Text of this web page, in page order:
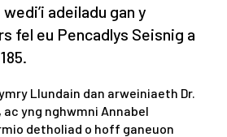
adeiladu gan y
fel eu Pencadlys Seisnig a
Llundain dan arweiniaeth Dr.
ac yng nghwmni Annabel
detholiad o hoff ganeuon